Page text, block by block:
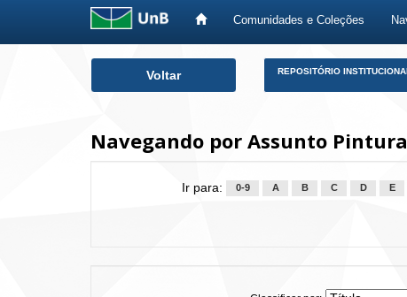
Comunidades e Coleções
Voltar REPOSITÓRIO
Navegando por Assunto Pintura
Ir para: 0-9 A B C D E